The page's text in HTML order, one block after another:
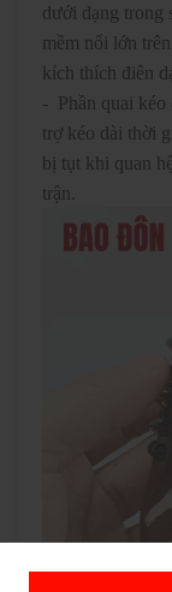
dưới dạng trong
mềm nổi lớn
kích thích điên
- Phần quai kéo
trợ kéo dài thời
bị tụt khi quan
trận.